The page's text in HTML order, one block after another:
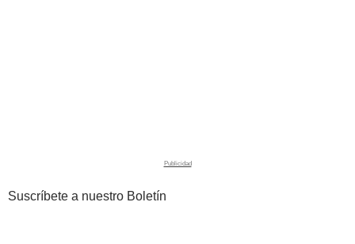
Suscríbete a nuestro Boletín